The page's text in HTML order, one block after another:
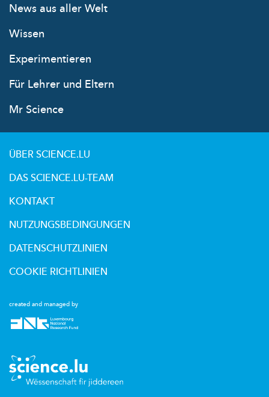
News aus aller Welt
Wissen
Experimentieren
Für Lehrer und Eltern
Mr Science
created and managed by
ÜBER SCIENCE.LU
DAS SCIENCE.LU-TEAM
KONTAKT
NUTZUNGSBEDINGUNGEN
DATENSCHUTZLINIEN
COOKIE RICHTLINIEN